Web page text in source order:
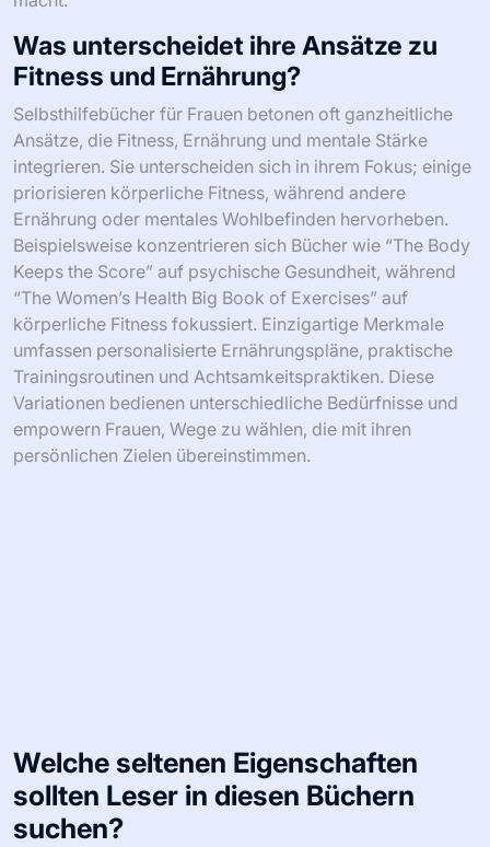
Was unterscheidet ihre Ansätze zu
Fitness und Ernährung?
Selbsthilfebücher für Frauen betonen oft ganzheitliche
Ansätze, die Fitness, Ernährung und mentale Stärke
integrieren. Sie unterscheiden sich in ihrem Fokus; einige
priorisieren körperliche Fitness, während andere
Ernährung oder mentales Wohlbefinden hervorheben.
Beispielsweise konzentrieren sich Bücher wie “The Body
Keeps the Score” auf psychische Gesundheit, während
“The Women’s Health Big Book of Exercises” auf
körperliche Fitness fokussiert. Einzigartige Merkmale
umfassen personalisierte Ernährungspläne, praktische
Trainingsroutinen und Achtsamkeitspraktiken. Diese
Variationen bedienen unterschiedliche Bedürfnisse und
empowern Frauen, Wege zu wählen, die mit ihren
persönlichen Zielen übereinstimmen.
Welche seltenen Eigenschaften
sollten Leser in diesen Büchern
suchen?